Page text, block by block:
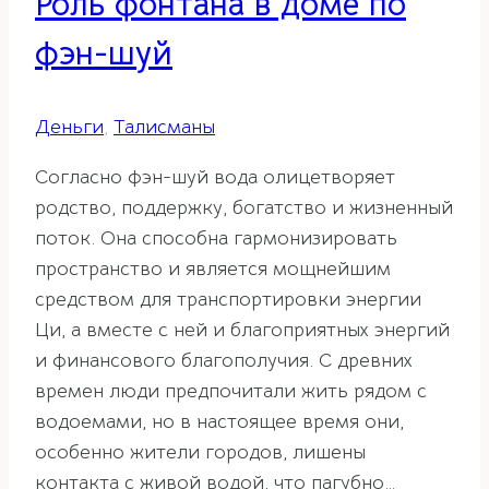
фэн-шуй
Деньги, Талисманы
Согласно фэн-шуй вода олицетворяет
родство, поддержку, богатство и жизненный
поток. Она способна гармонизировать
пространство и является мощнейшим
средством для транспортировки энергии
Ци, а вместе с ней и благоприятных энергий
и финансового благополучия. С древних
времен люди предпочитали жить рядом с
водоемами, но в настоящее время они,
особенно жители городов, лишены
контакта с живой водой, что пагубно…